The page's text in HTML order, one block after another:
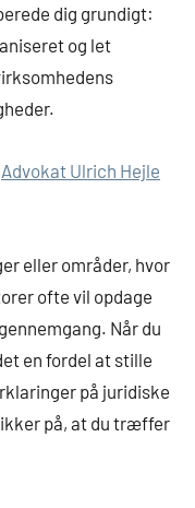
dig grundigt:
og let
Advokat Ulrich Hejle
eller områder, hvor
ofte vil opdage
Når du
en fordel at stille
på juridiske
på, at du træffer